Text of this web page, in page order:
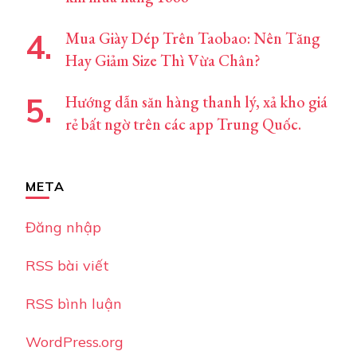
Mua Giày Dép Trên Taobao: Nên Tăng
Hay Giảm Size Thì Vừa Chân?
Hướng dẫn săn hàng thanh lý, xả kho giá
rẻ bất ngờ trên các app Trung Quốc.
META
Đăng nhập
RSS bài viết
RSS bình luận
WordPress.org